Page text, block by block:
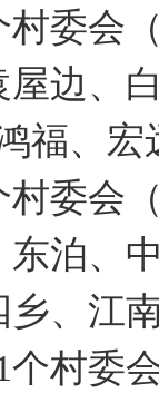
会（
边、
福、宏
会（
泊、
、江
委会